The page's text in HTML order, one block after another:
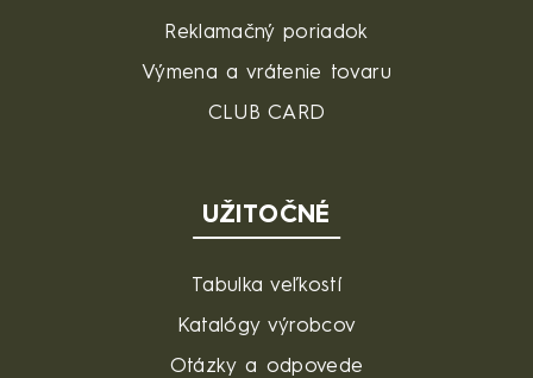
Reklamačný poriadok
Výmena a vrátenie tovaru
CLUB CARD
UŽITOČNÉ
Tabulka veľkostí
Katalógy výrobcov
Otázky a odpovede